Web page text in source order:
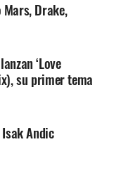
Drake,
‘Love
su primer tema
Andic